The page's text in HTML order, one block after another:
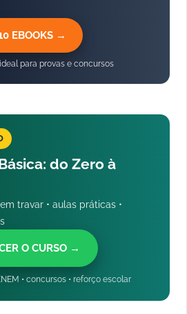
EBOOKS →
para provas e concursos
do Zero à
travar • aulas práticas •
O CURSO →
• concursos • reforço escolar